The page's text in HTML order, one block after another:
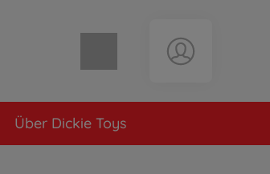
Warenkorb leer
Über Dickie Toys